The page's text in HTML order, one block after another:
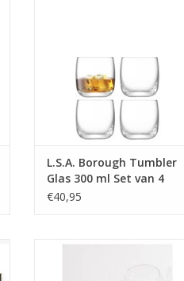
L.S.A. Borough Tumbler
Glas 300 ml Set van 4
Stuks
€40,95
Culbuto Kristallen Waterglazen –